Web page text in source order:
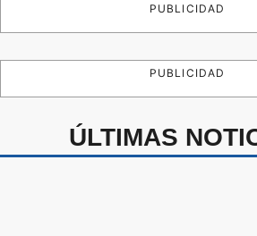
PUBLICIDAD
PUBLICIDAD
ÚLTIMAS